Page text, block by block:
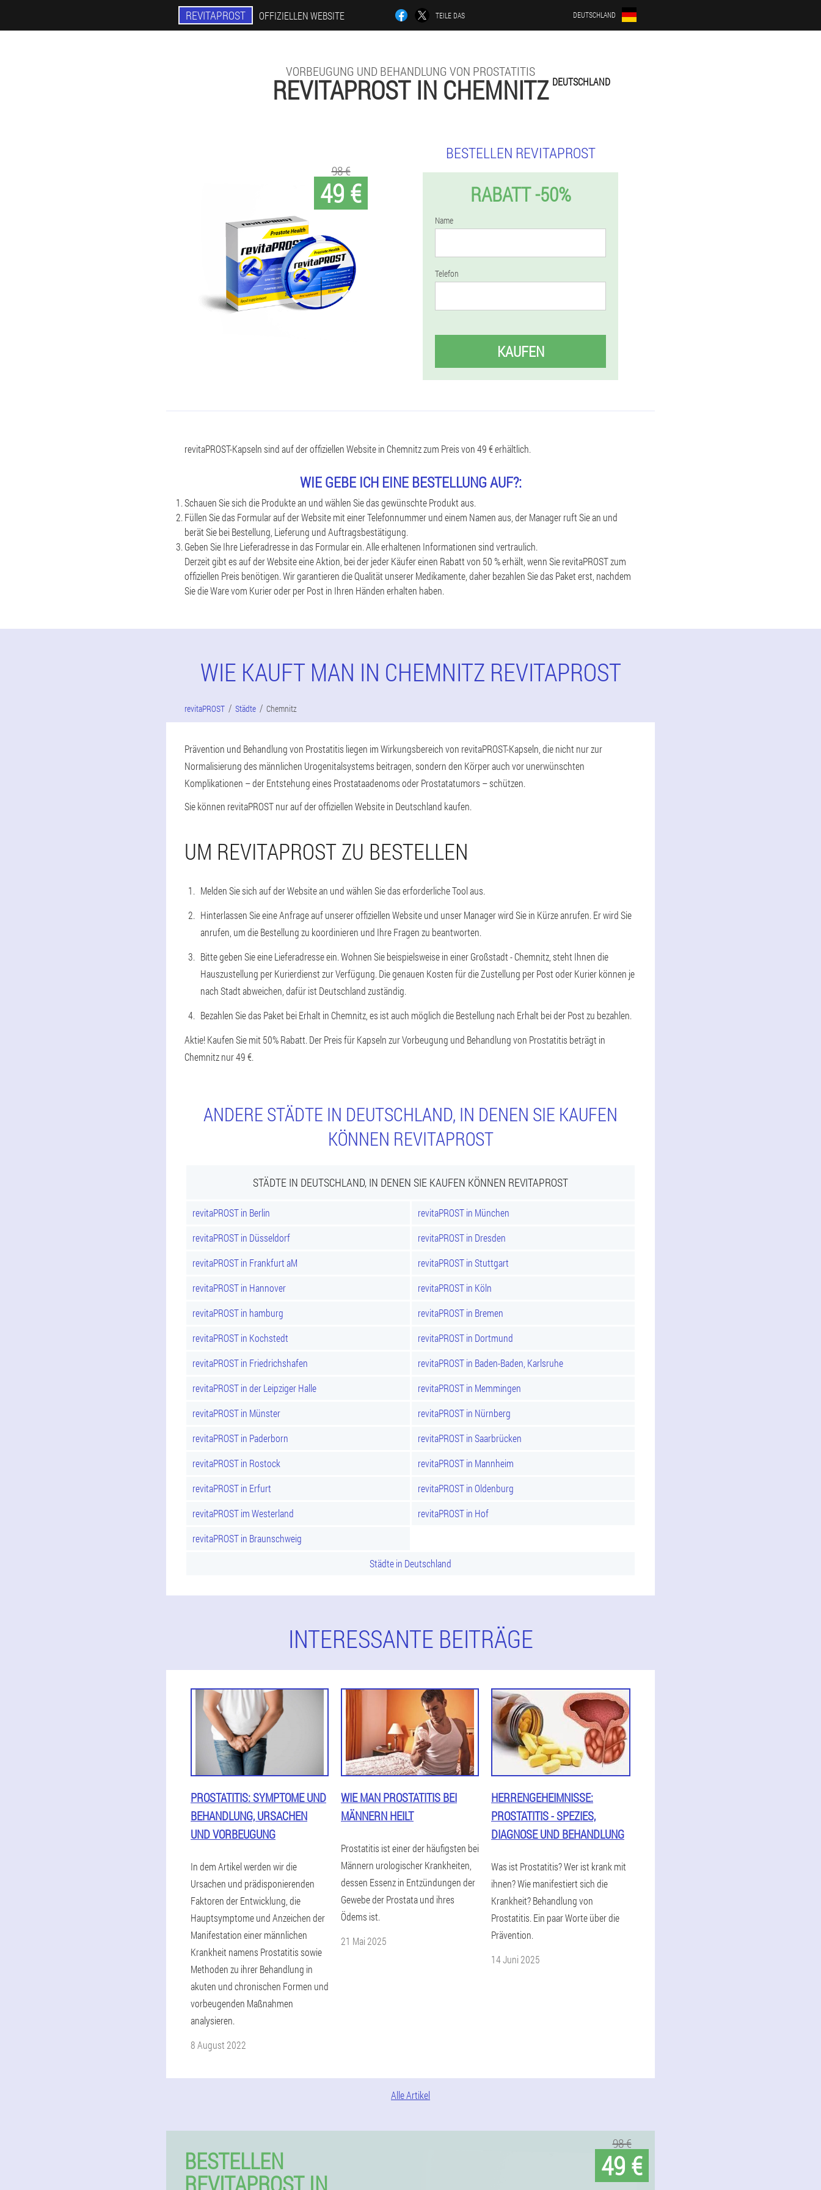
REVITAPROST OFFIZIELLEN WEBSITE TEILE DAS DEUTSCHLAND
VORBEUGUNG UND BEHANDLUNG VON PROSTATITIS
REVITAPROST IN CHEMNITZ DEUTSCHLAND
49 €
98 €
BESTELLEN REVITAPROST
RABATT -50%
Name
Telefon
KAUFEN
revitaPROST-Kapseln sind auf der offiziellen Website in Chemnitz zum Preis von 49 € erhältlich.
WIE GEBE ICH EINE BESTELLUNG AUF?:
Schauen Sie sich die Produkte an und wählen Sie das gewünschte Produkt aus.
Füllen Sie das Formular auf der Website mit einer Telefonnummer und einem Namen aus, der Manager ruft Sie an und
berät Sie bei Bestellung, Lieferung und Auftragsbestätigung.
Geben Sie Ihre Lieferadresse in das Formular ein. Alle erhaltenen Informationen sind vertraulich.
Derzeit gibt es auf der Website eine Aktion, bei der jeder Käufer einen Rabatt von 50 % erhält, wenn Sie revitaPROST zum
offiziellen Preis benötigen. Wir garantieren die Qualität unserer Medikamente, daher bezahlen Sie das Paket erst, nachdem
Sie die Ware vom Kurier oder per Post in Ihren Händen erhalten haben.
WIE KAUFT MAN IN CHEMNITZ REVITAPROST
revitaPROST Städte Chemnitz
Prävention und Behandlung von Prostatitis liegen im Wirkungsbereich von revitaPROST-Kapseln, die nicht nur zur
Normalisierung des männlichen Urogenitalsystems beitragen, sondern den Körper auch vor unerwünschten
Komplikationen – der Entstehung eines Prostataadenoms oder Prostatatumors – schützen.
Sie können revitaPROST nur auf der offiziellen Website in Deutschland kaufen.
UM REVITAPROST ZU BESTELLEN
Melden Sie sich auf der Website an und wählen Sie das erforderliche Tool aus.
Hinterlassen Sie eine Anfrage auf unserer offiziellen Website und unser Manager wird Sie in Kürze anrufen. Er wird Sie
anrufen, um die Bestellung zu koordinieren und Ihre Fragen zu beantworten.
Bitte geben Sie eine Lieferadresse ein. Wohnen Sie beispielsweise in einer Großstadt - Chemnitz, steht Ihnen die
Hauszustellung per Kurierdienst zur Verfügung. Die genauen Kosten für die Zustellung per Post oder Kurier können je
nach Stadt abweichen, dafür ist Deutschland zuständig.
Bezahlen Sie das Paket bei Erhalt in Chemnitz, es ist auch möglich die Bestellung nach Erhalt bei der Post zu bezahlen.
Aktie! Kaufen Sie mit 50% Rabatt. Der Preis für Kapseln zur Vorbeugung und Behandlung von Prostatitis beträgt in
Chemnitz nur 49 €.
ANDERE STÄDTE IN DEUTSCHLAND, IN DENEN SIE KAUFEN
KÖNNEN REVITAPROST
STÄDTE IN DEUTSCHLAND, IN DENEN SIE KAUFEN KÖNNEN REVITAPROST
revitaPROST in Berlin
revitaPROST in München
revitaPROST in Düsseldorf
revitaPROST in Dresden
revitaPROST in Frankfurt aM
revitaPROST in Stuttgart
revitaPROST in Hannover
revitaPROST in Köln
revitaPROST in hamburg
revitaPROST in Bremen
revitaPROST in Kochstedt
revitaPROST in Dortmund
revitaPROST in Friedrichshafen
revitaPROST in Baden-Baden, Karlsruhe
revitaPROST in der Leipziger Halle
revitaPROST in Memmingen
revitaPROST in Münster
revitaPROST in Nürnberg
revitaPROST in Paderborn
revitaPROST in Saarbrücken
revitaPROST in Rostock
revitaPROST in Mannheim
revitaPROST in Erfurt
revitaPROST in Oldenburg
revitaPROST im Westerland
revitaPROST in Hof
revitaPROST in Braunschweig
Städte in Deutschland
INTERESSANTE BEITRÄGE
PROSTATITIS: SYMPTOME UND
BEHANDLUNG, URSACHEN
UND VORBEUGUNG
In dem Artikel werden wir die
Ursachen und prädisponierenden
Faktoren der Entwicklung, die
Hauptsymptome und Anzeichen der
Manifestation einer männlichen
Krankheit namens Prostatitis sowie
Methoden zu ihrer Behandlung in
akuten und chronischen Formen und
vorbeugenden Maßnahmen
analysieren.
8 August 2022
WIE MAN PROSTATITIS BEI
MÄNNERN HEILT
Prostatitis ist einer der häufigsten bei
Männern urologischer Krankheiten,
dessen Essenz in Entzündungen der
Gewebe der Prostata und ihres
Ödems ist.
21 Mai 2025
HERRENGEHEIMNISSE:
PROSTATITIS - SPEZIES,
DIAGNOSE UND BEHANDLUNG
Was ist Prostatitis? Wer ist krank mit
ihnen? Wie manifestiert sich die
Krankheit? Behandlung von
Prostatitis. Ein paar Worte über die
Prävention.
14 Juni 2025
Alle Artikel
BESTELLEN
REVITAPROST IN
98 €
49 €